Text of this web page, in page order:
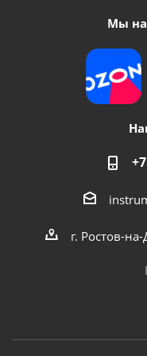
Мы на
г. Ростов-